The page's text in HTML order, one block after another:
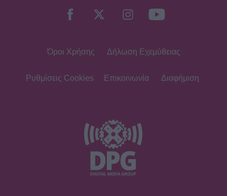
Όροι Χρήσης Δήλωση Εχεμύθειας
Ρυθμίσεις Cookies Επικοινωνία Διαφήμιση